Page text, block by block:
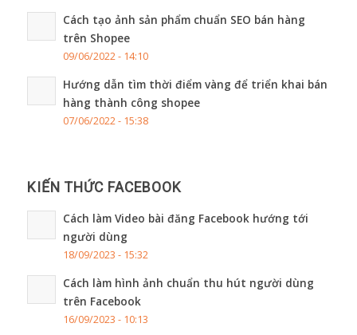
Cách tạo ảnh sản phẩm chuẩn SEO bán hàng
trên Shopee
09/06/2022 - 14:10
Hướng dẫn tìm thời điểm vàng để triển khai bán
hàng thành công shopee
07/06/2022 - 15:38
KIẾN THỨC FACEBOOK
Cách làm Video bài đăng Facebook hướng tới
người dùng
18/09/2023 - 15:32
Cách làm hình ảnh chuẩn thu hút người dùng
trên Facebook
16/09/2023 - 10:13